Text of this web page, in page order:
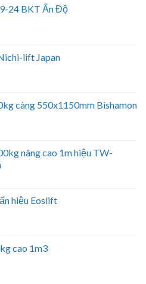
24 BKT Ấn Độ
lift Japan
càng 550x1150mm Bishamon
nâng cao 1m hiệu TW-
hiệu Eoslift
cao 1m3